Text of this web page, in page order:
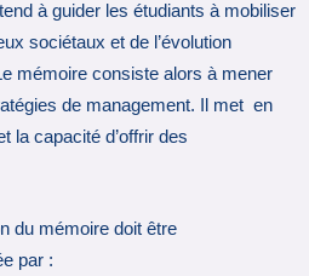
tend à guider les étudiants à mobiliser
sociétaux et de l’évolution
mémoire consiste alors à mener
de management. Il met en
la capacité d’offrir des
du mémoire doit être
par :